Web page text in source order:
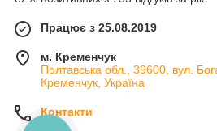
Працює з 25.08.2019
м. Кременчук
Полтавська обл., 39600, вул.
Кременчук, Україна
Контакти